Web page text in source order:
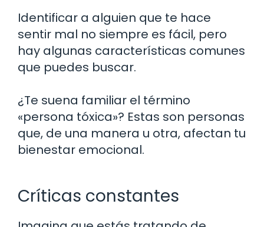
Identificar a alguien que te hace
sentir mal no siempre es fácil, pero
hay algunas características comunes
que puedes buscar.
¿Te suena familiar el término
«persona tóxica»? Estas son personas
que, de una manera u otra, afectan tu
bienestar emocional.
Críticas constantes